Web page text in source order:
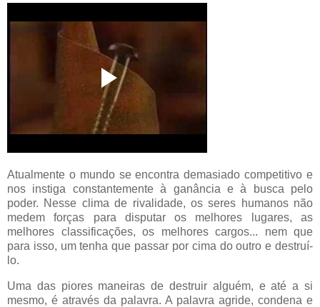
Atualmente o mundo se encontra demasiado competitivo e
nos instiga constantemente à ganância e à busca pelo
poder. Nesse clima de rivalidade, os seres humanos não
medem forças para disputar os melhores lugares, as
melhores classificações, os melhores cargos... nem que
para isso, um tenha que passar por cima do outro e destruí-
lo.
Uma das piores maneiras de destruir alguém, e até a si
mesmo, é através da palavra. A palavra agride, condena e